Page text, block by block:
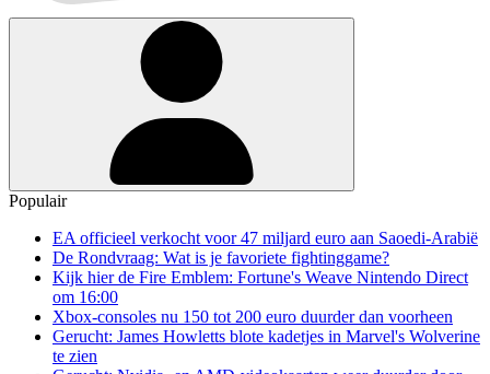
Populair
EA officieel verkocht voor 47 miljard euro aan Saoedi-Arabië
De Rondvraag: Wat is je favoriete fightinggame?
Kijk hier de Fire Emblem: Fortune's Weave Nintendo Direct
om 16:00
Xbox-consoles nu 150 tot 200 euro duurder dan voorheen
Gerucht: James Howletts blote kadetjes in Marvel's Wolverine
te zien